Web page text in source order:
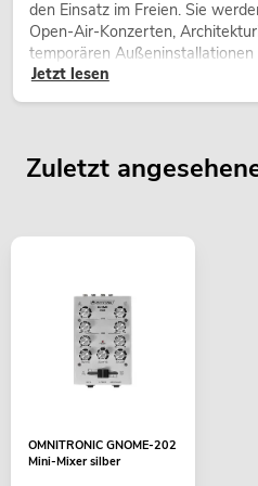
den Einsatz im Freien. Sie
Open-Air-Konzerten,
temporären Außeninstallationen
Jetzt lesen
Zuletzt
OMNITRONIC GNOME-202
Mini-Mixer silber